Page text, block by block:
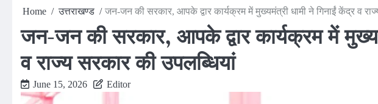
Home उत्तराखण्ड जन-जन की सरकार, आपके द्वार कार्यक्रम में मुख्यमंत्री धामी ने गिनाईं केंद्र व
जन-जन की सरकार, आपके द्वार कार्यक्रम में
व राज्य सरकार की उपलब्धियां
June 15, 2026 Editor